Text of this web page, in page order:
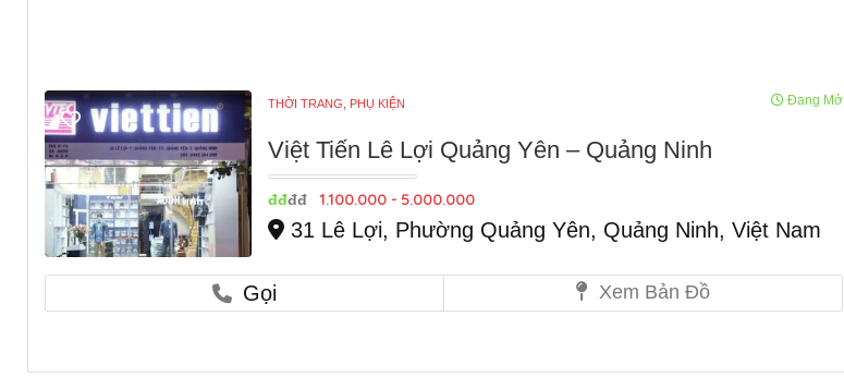
THỜI TRANG, PHỤ KIỆN Đang Mở
Việt Tiến Lê Lợi Quảng Yên – Quảng Ninh
đđđđ 1.100.000 - 5.000.000
31 Lê Lợi, Phường Quảng Yên, Quảng Ninh, Việt Nam
Gọi Xem Bản Đồ